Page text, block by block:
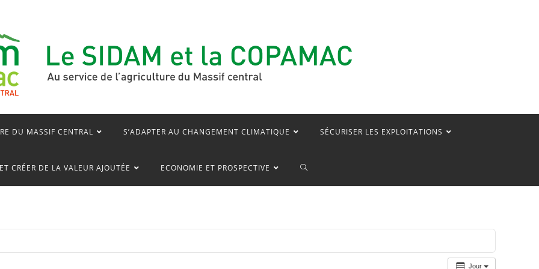
DU MASSIF CENTRAL S’ADAPTER AU CHANGEMENT CLIMATIQUE SÉCURISER LES EXPLOITATIONS
CRÉER DE LA VALEUR AJOUTÉE ECONOMIE ET PROSPECTIVE TOGGLE
Jour